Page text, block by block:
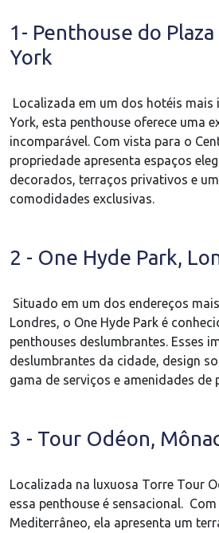
1- Penthouse do
York
Localizada em um dos hotéis mais
York, esta penthouse oferece uma
incomparável. Com vista para o
propriedade apresenta espaços
decorados, terraços privativos e
comodidades exclusivas.
2 - One Hyde Park,
Situado em um dos endereços
Londres, o One Hyde Park é
penthouses deslumbrantes. Esses
deslumbrantes da cidade, design
gama de serviços e amenidades de
3 - Tour Odéon,
Localizada na luxuosa Torre Tour
essa penthouse é sensacional.
Mediterrâneo, ela apresenta um